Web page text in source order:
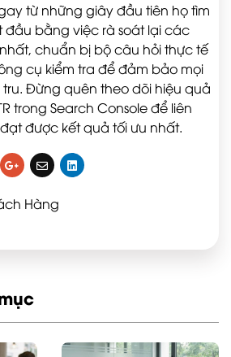
từ những giây đầu tiên họ tìm
đầu bằng việc rà soát lại các
chuẩn bị bộ câu hỏi thực tế
cụ kiểm tra để đảm bảo mọi
Đừng quên theo dõi hiệu quả
trong Search Console để liên
được kết quả tối ưu nhất.
Hàng